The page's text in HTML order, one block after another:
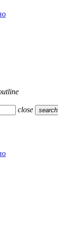
close search